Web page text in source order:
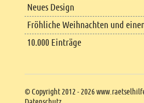
Copyright
© Copyright 2012 - 2026
Neues Design
Fröhliche Weihnachten und
10.000 Einträge